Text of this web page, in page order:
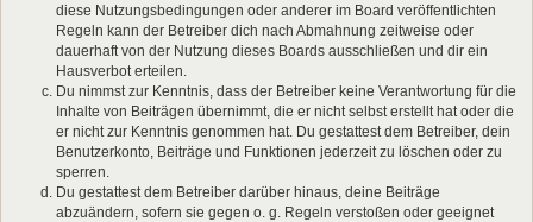
diese Nutzungsbedingungen oder anderer im Board veröffentlichten
Regeln kann der Betreiber dich nach Abmahnung zeitweise oder
dauerhaft von der Nutzung dieses Boards ausschließen und dir ein
Hausverbot erteilen.
Du nimmst zur Kenntnis, dass der Betreiber keine Verantwortung für die
Inhalte von Beiträgen übernimmt, die er nicht selbst erstellt hat oder die
er nicht zur Kenntnis genommen hat. Du gestattest dem Betreiber, dein
Benutzerkonto, Beiträge und Funktionen jederzeit zu löschen oder zu
sperren.
Du gestattest dem Betreiber darüber hinaus, deine Beiträge
abzuändern, sofern sie gegen o. g. Regeln verstoßen oder geeignet